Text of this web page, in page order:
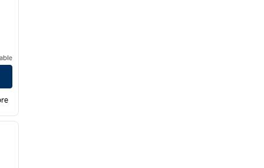
siguiente imagen